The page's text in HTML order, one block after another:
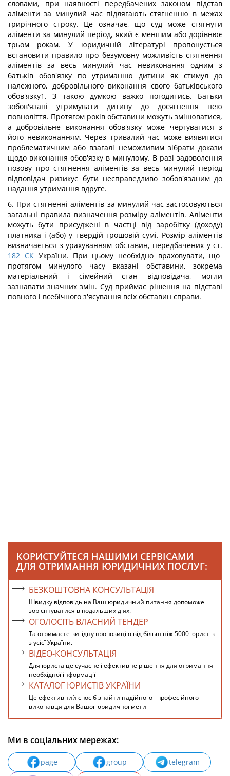
словами, при наявності передбачених законом підстав
аліменти за минулий час підлягають стягненню в межах
трирічного строку. Це означає, що суд може стягнути
аліменти за минулий період, який є меншим або дорівнює
трьом рокам. У юридичній літературі пропонується
встановити правило про безумовну можливість стягнення
аліментів за весь минулий час невиконання одним з
батьків обов'язку по утриманню дитини як стимул до
належного, добровільного виконання свого батьківського
обов'язку1. З такою думкою важко погодитись. Батьки
зобов'язані утримувати дитину до досягнення нею
повноліття. Протягом років обставини можуть змінюватися,
а добровільне виконання обов'язку може чергуватися з
його невиконанням. Через тривалий час може виявитися
проблематичним або взагалі неможливим зібрати докази
щодо виконання обов'язку в минулому. В разі задоволення
позову про стягнення аліментів за весь минулий період
відповідач ризикує бути несправедливо зобов'язаним до
надання утримання вдруге.
6. При стягненні аліментів за минулий час застосовуються
загальні правила визначення розміру аліментів. Аліменти
можуть бути присуджені в частці від заробітку (доходу)
платника і (або) у твердій грошовій сумі. Розмір аліментів
визначається з урахуванням обставин, передбачених у ст.
182 СКУкраїни. При цьому необхідно враховувати, що
протягом минулого часу вказані обставини, зокрема
матеріальний і сімейний стан відповідача, могли
зазнавати значних змін. Суд приймає рішення на підставі
повного і всебічного з'ясування всіх обставин справи.
КОРИСТУЙТЕСЯ НАШИМИ СЕРВІСАМИ
ДЛЯ ОТРИМАННЯ ЮРИДИЧНИХ ПОСЛУГ:
БЕЗКОШТОВНА КОНСУЛЬТАЦІЯ
Швидку відповідь на Ваш юридичний питання допоможе
зорієнтуватися в подальших діях.
ОГОЛОСІТЬ ВЛАСНИЙ ТЕНДЕР
Та отримаєте вигідну пропозицію від більш ніж 5000 юристів
з усієї України.
ВІДЕО-КОНСУЛЬТАЦІЯ
Для юриста це сучасне і ефективне рішення для отримання
необхідної інформації
КАТАЛОГ ЮРИСТІВ УКРАЇНИ
Це ефективний спосіб знайти надійного і професійного
виконавця для Вашої юридичної мети
Ми в соціальних мережах:
page group
telegram